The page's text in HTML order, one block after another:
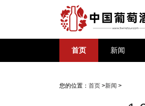
首页 新闻
您的位置： 首页 >新闻 >